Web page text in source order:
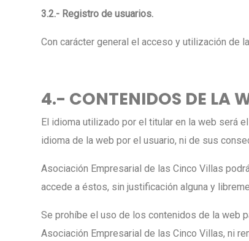
3.2.- Registro de usuarios.
Con carácter general el acceso y utilización de
4.- CONTENIDOS DE LA
El idioma utilizado por el titular en la web será
idioma de la web por el usuario, ni de sus
Asociación Empresarial de las Cinco Villas
accede a éstos, sin justificación alguna y
Se prohíbe el uso de los contenidos de la web
Asociación Empresarial de las Cinco Villas, ni